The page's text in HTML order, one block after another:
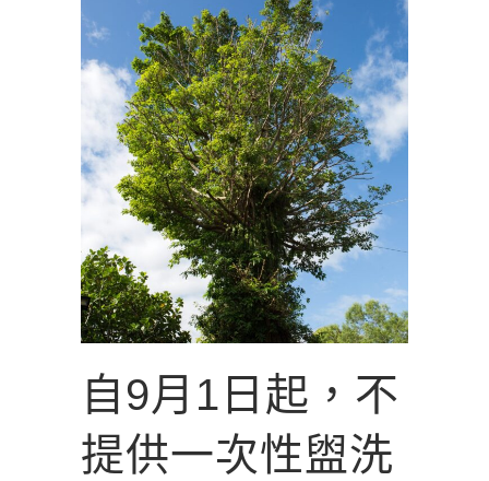
自9月1日起，不
提供一次性盥洗